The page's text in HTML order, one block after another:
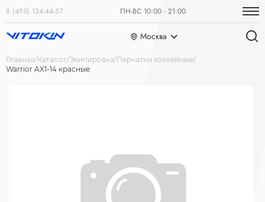
8 (495) 134-44-57 ПН-ВС 10:00 - 21:00
Москва
Главная Каталог Экипировка Перчатки хоккейные
Warrior AX1-14 красные